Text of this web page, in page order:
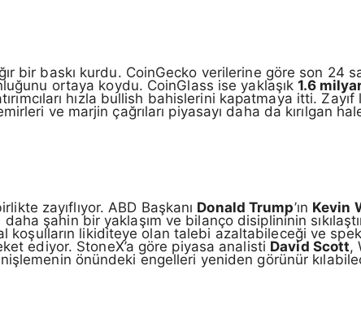
bir baskı kurdu. CoinGecko verilerine göre son 24
ortaya koydu. CoinGlass ise yaklaşık1.6
hızla bullish bahislerini kapatmaya itti.
ve marjin çağrıları piyasayı daha da kırılgan
zayıflıyor. ABD Başkanı Donald Trump’ın Kevin
şahin bir yaklaşım ve bilanço disiplininin
koşulların likiditeye olan talebi azaltabileceği ve
ediyor. StoneX’a göre piyasa analisti David Scott,
önündeki engelleri yeniden görünür